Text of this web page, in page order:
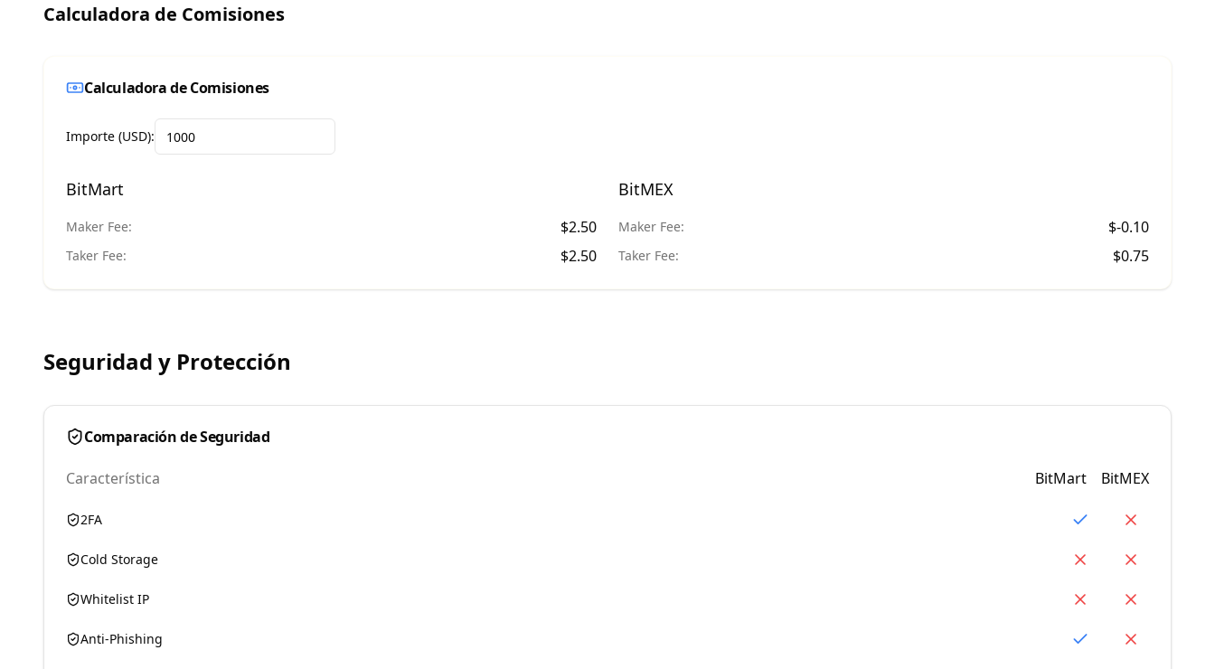
Calculadora de Comisiones
Calculadora de Comisiones
Importe (USD):
BitMart
Maker Fee: $2.50
Taker Fee: $2.50
BitMEX
Maker Fee: $-0.10
Taker Fee: $0.75
Seguridad y Protección
Comparación de Seguridad
Característica BitMart BitMEX
2FA
Cold Storage
Whitelist IP
Anti-Phishing